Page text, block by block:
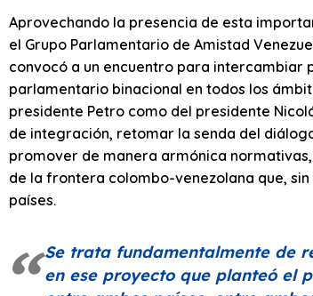
Aprovechando la presencia de esta
el Grupo Parlamentario de Amistad
convocó a un encuentro para intercambiar
parlamentario binacional en todos los
presidente Petro como del presidente
de integración, retomar la senda del
promover de manera armónica
de la frontera colombo-venezolana que,
países.
Se trata fundamentalmente de
en ese proyecto que planteó el